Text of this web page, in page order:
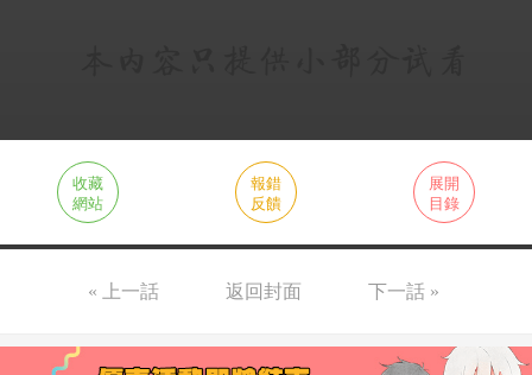
收藏
網站
報錯
反饋
展開
目錄
« 上一話 返回封面 下一話 »